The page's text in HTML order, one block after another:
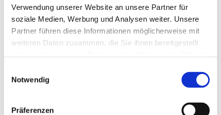
Verwendung unserer Website an unsere Partner für
soziale Medien, Werbung und Analysen weiter. Unsere
Partner führen diese Informationen möglicherweise mit
weiteren Daten zusammen, die Sie ihnen bereitgestellt
Notwendig
Präferenzen